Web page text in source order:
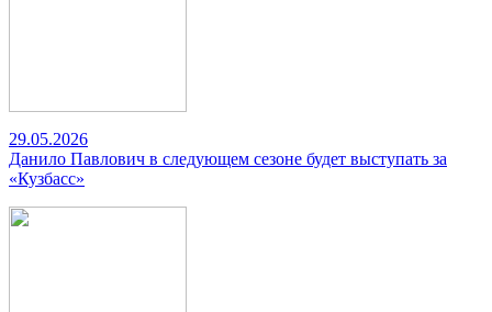
29.05.2026
Данило Павлович в следующем сезоне будет выступать за
«Кузбасс»